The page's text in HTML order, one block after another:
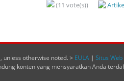
(11 vote(s))
unless otherwise noted. > EULA | Situs
konten yang mensyaratkan Anda